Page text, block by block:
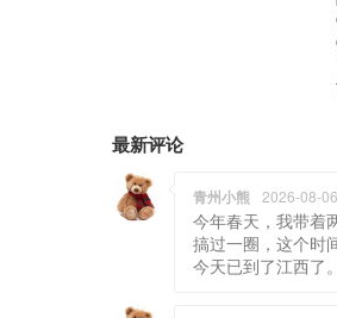
最新评论
青州小熊 2026-08-
今年春天，我带着
搞过一圈，这个时
今天已到了江西了。